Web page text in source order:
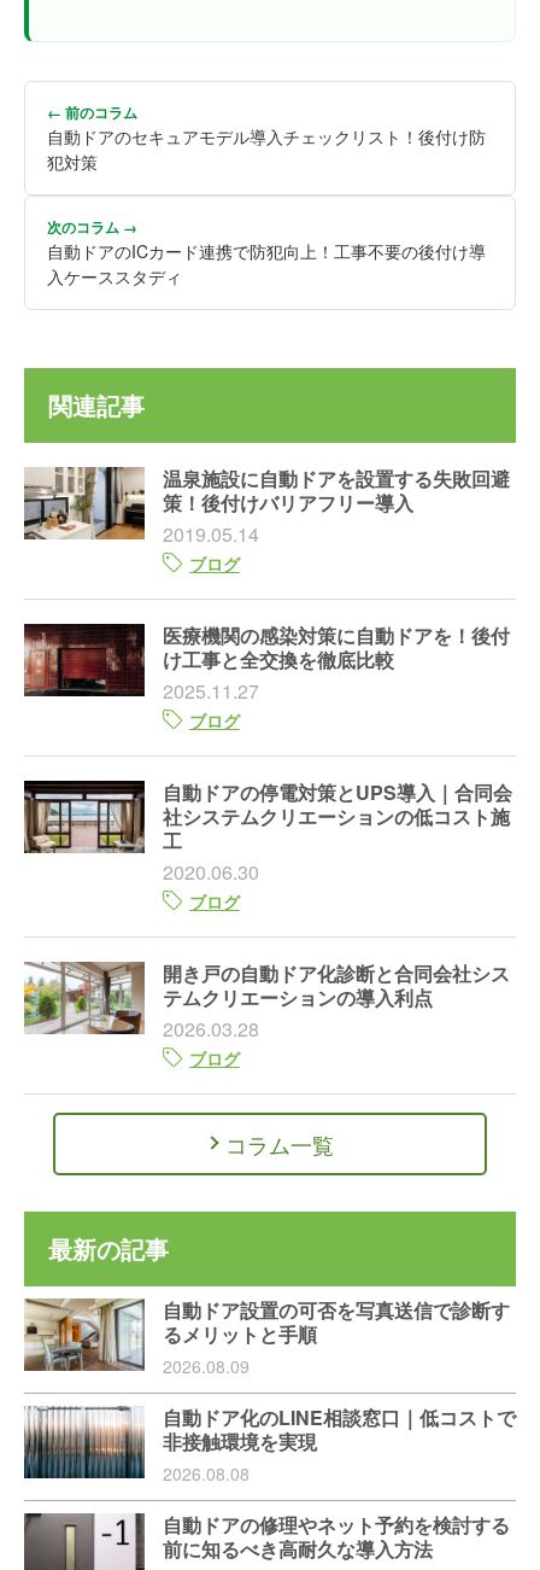
← 前のコラム
自動ドアのセキュアモデル導入チェックリスト！後付け防
犯対策
次のコラム →
自動ドアのICカード連携で防犯向上！工事不要の後付け導
入ケーススタディ
関連記事
温泉施設に自動ドアを設置する失敗回避
策！後付けバリアフリー導入
2019.05.14
ブログ
医療機関の感染対策に自動ドアを！後付
け工事と全交換を徹底比較
2025.11.27
ブログ
自動ドアの停電対策とUPS導入｜合同会
社システムクリエーションの低コスト施
工
2020.06.30
ブログ
開き戸の自動ドア化診断と合同会社シス
テムクリエーションの導入利点
2026.03.28
ブログ
コラム一覧
最新の記事
自動ドア設置の可否を写真送信で診断す
るメリットと手順
2026.08.09
自動ドア化のLINE相談窓口｜低コストで
非接触環境を実現
2026.08.08
自動ドアの修理やネット予約を検討する
前に知るべき高耐久な導入方法